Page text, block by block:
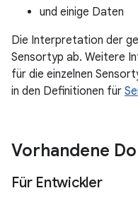
und einige Daten
Die Interpretation der
Sensortyp ab. Weitere
für die einzelnen
in den Definitionen für
Vorhandene
Für Entwickler